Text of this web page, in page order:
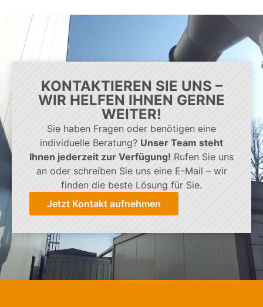
KONTAKTIEREN SIE UNS –
WIR HELFEN IHNEN GERNE
WEITER!
Sie haben Fragen oder benötigen eine
individuelle Beratung? Unser Team steht
Ihnen jederzeit zur Verfügung! Rufen Sie uns
an oder schreiben Sie uns eine E-Mail – wir
finden die beste Lösung für Sie.
Jetzt Kontakt aufnehmen